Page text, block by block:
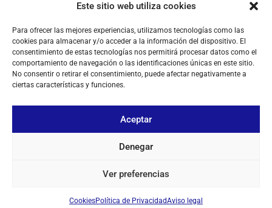
Este sitio web utiliza cookies
Para ofrecer las mejores experiencias, utilizamos tecnologías como las
cookies para almacenar y/o acceder a la información del dispositivo. El
consentimiento de estas tecnologías nos permitirá procesar datos como el
comportamiento de navegación o las identificaciones únicas en este sitio.
No consentir o retirar el consentimiento, puede afectar negativamente a
ciertas características y funciones.
Aceptar
Denegar
Ver preferencias
CookiesPolítica de PrivacidadAviso legal
+ 34 933 348 800
info@pihernz.com
Linkedin
Instagram